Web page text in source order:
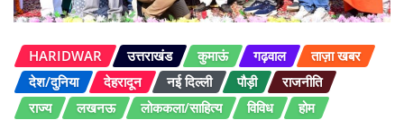
HARIDWAR उत्तराखंड कुमाऊं गढ़वाल
ताज़ा खबर
देश/दुनिया
देहरादून नई दिल्ली पौड़ी
राजनीति
राज्य
लखनऊ लोककला/साहित्य विविध होम